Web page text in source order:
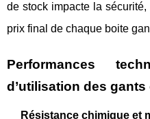
de stock impacte la
prix final de chaque boite
Performances
d’utilisation des gants
Résistance chimique et